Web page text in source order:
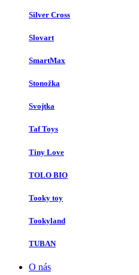
Silver Cross
Slovart
SmartMax
Stonožka
Svojtka
Taf Toys
Tiny Love
TOLO BIO
Tooky toy
Tookyland
TUBAN
O nás